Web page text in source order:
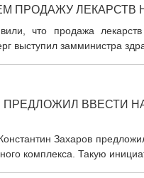
ПРОДАЖУ ЛЕКАРСТВ
что продажа
выступил замминистра
ВВЕСТИ
Захаров
комплекса. Такую